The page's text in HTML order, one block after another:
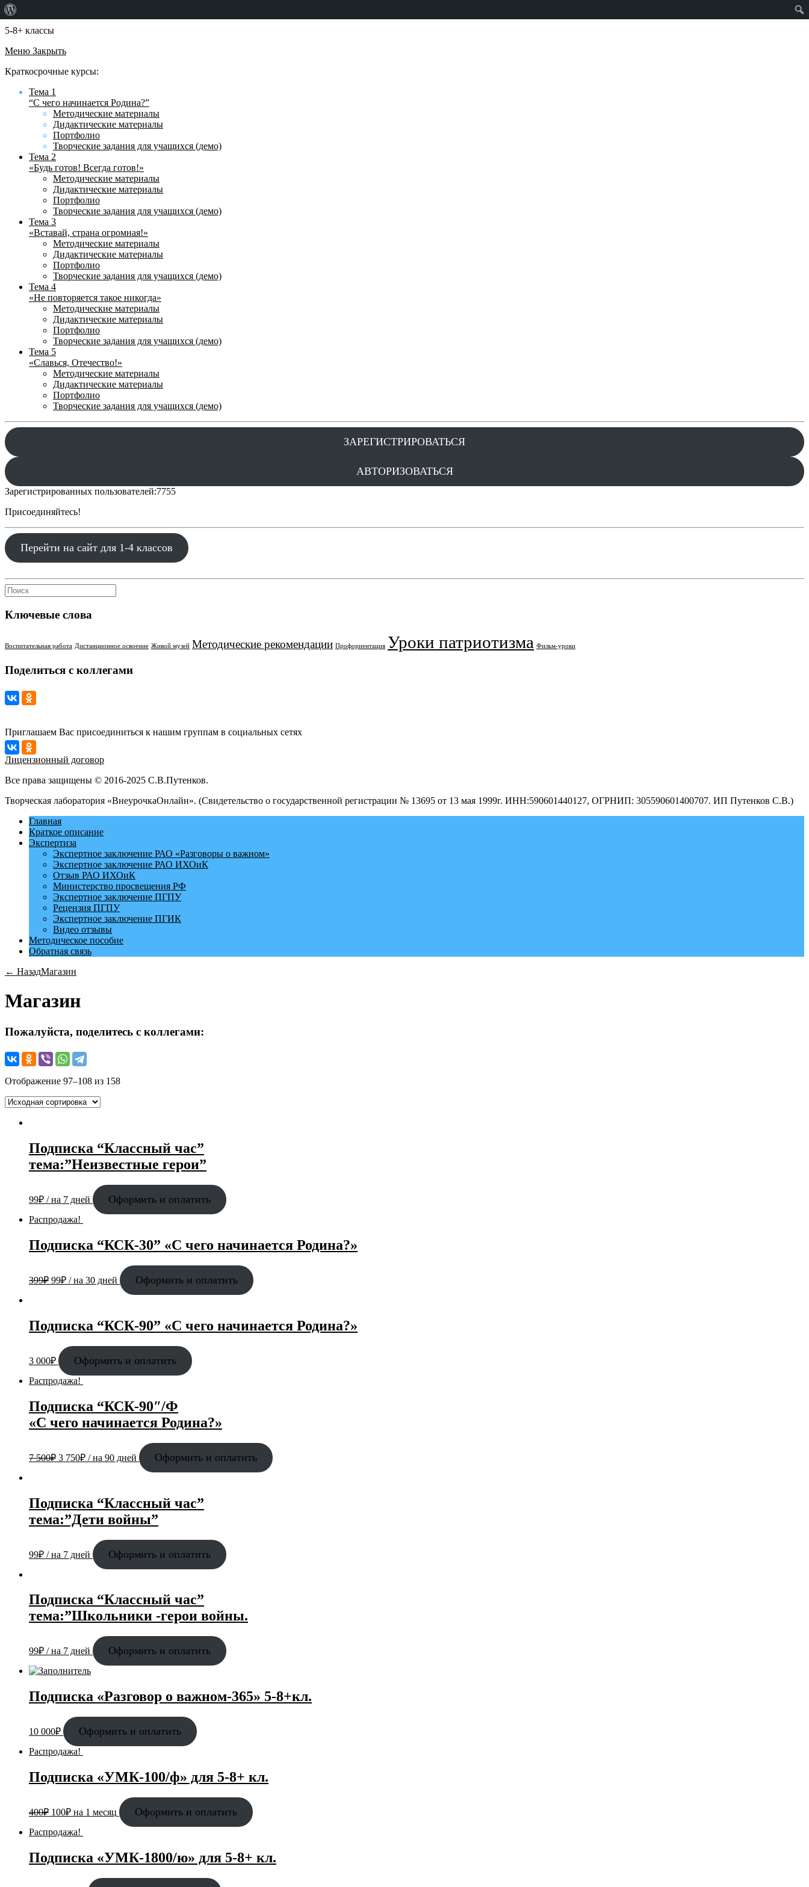
5-8+ классы
Меню Закрыть
Краткосрочные курсы:
Тема 1
“С чего начинается Родина?”
Методические материалы
Дидактические материалы
Портфолио
Творческие задания для учащихся (демо)
Тема 2
«Будь готов! Всегда готов!»
Методические материалы
Дидактические материалы
Портфолио
Творческие задания для учащихся (демо)
Тема 3
«Вставай, страна огромная!»
Методические материалы
Дидактические материалы
Портфолио
Творческие задания для учащихся (демо)
Тема 4
«Не повторяется такое никогда»
Методические материалы
Дидактические материалы
Портфолио
Творческие задания для учащихся (демо)
Тема 5
«Славься, Отечество!»
Методические материалы
Дидактические материалы
Портфолио
Творческие задания для учащихся (демо)
ЗАРЕГИСТРИРОВАТЬСЯ
АВТОРИЗОВАТЬСЯ
Зарегистрированных пользователей:7755
Присоединяйтесь!
Перейти на сайт для 1-4 классов
Ключевые слова
Воспитательная работа Дистанционное освоение Живой музей Методические рекомендации Профориентация Уроки патриотизма Фильм-уроки
Поделиться с коллегами
Приглашаем Вас присоединиться к нашим группам в социальных сетях
Лицензионный договор
Все права защищены © 2016-2025 С.В.Путенков.
Творческая лаборатория «ВнеурочкаОнлайн». (Свидетельство о государственной регистрации № 13695 от 13 мая 1999г. ИНН:590601440127, ОГРНИП: 305590601400707. ИП Путенков С.В.)
Главная
Краткое описание
Экспертиза
Экспертное заключение РАО «Разговоры о важном»
Экспертное заключение РАО ИХОиК
Отзыв РАО ИХОиК
Министерство просвещения РФ
Экспертное заключение ПГПУ
Рецензия ПГПУ
Экспертное заключение ПГИК
Видео отзывы
Методическое пособие
Обратная связь
← НазадМагазин
Магазин
Пожалуйста, поделитесь с коллегами:
Отображение 97–108 из 158
Подписка “Классный час”
тема:”Неизвестные герои”
99₽ / на 7 дней Оформить и оплатить
Распродажа!
Подписка “КСК-30” «С чего начинается Родина?»
399₽ 99₽ / на 30 дней Оформить и оплатить
Подписка “КСК-90” «С чего начинается Родина?»
3 000₽ Оформить и оплатить
Распродажа!
Подписка “КСК-90″/Ф
«С чего начинается Родина?»
7 500₽ 3 750₽ / на 90 дней Оформить и оплатить
Подписка “Классный час”
тема:”Дети войны”
99₽ / на 7 дней Оформить и оплатить
Подписка “Классный час”
тема:”Школьники -герои войны.
99₽ / на 7 дней Оформить и оплатить
Подписка «Разговор о важном-365» 5-8+кл.
10 000₽ Оформить и оплатить
Распродажа!
Подписка «УМК-100/ф» для 5-8+ кл.
400₽ 100₽ на 1 месяц Оформить и оплатить
Распродажа!
Подписка «УМК-1800/ю» для 5-8+ кл.
WordPress